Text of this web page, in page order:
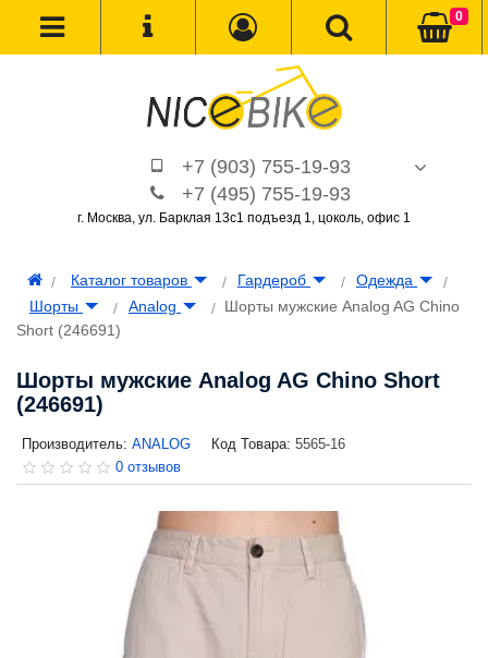
+7 (903) 755-19-93
+7 (495) 755-19-93
г. Москва, ул. Барклая 13с1 подъезд 1, цоколь, офис 1
0
Каталог товаров Гардероб
Одежда
Шорты
Analog
Шорты мужские Analog AG Chino
Short (246691)
Шорты мужские Analog AG Chino Short
(246691)
Производитель: ANALOG Код Товара: 5565-16
0 отзывов